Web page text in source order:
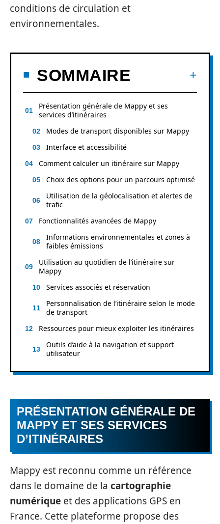
conditions de circulation et
environnementales.
SOMMAIRE
Présentation générale de Mappy et ses
services d’itinéraires
Modes de transport disponibles sur Mappy
Interface et accessibilité
Comment calculer un itinéraire sur Mappy
Choix des options pour un parcours optimisé
Utilisation de la géolocalisation et alertes de
trafic
Fonctionnalités avancées de Mappy
Informations environnementales et zones à
faibles émissions
Utilisation au quotidien de l’itinéraire sur
Mappy
Services associés et réservation
Personnalisation de l’itinéraire selon le mode
de transport
Ressources pour mieux exploiter les itinéraires
Outils d’aide à la navigation et support
utilisateur
PRÉSENTATION GÉNÉRALE DE
MAPPY ET SES SERVICES
D’ITINÉRAIRES
Mappy est reconnu comme un référence
dans le domaine de la cartographie
numérique et des applications GPS en
France. Cette plateforme propose des